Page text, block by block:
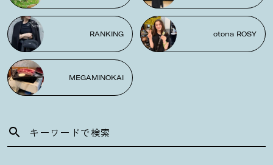
RANKING otona ROSY
MEGAMINOKAI